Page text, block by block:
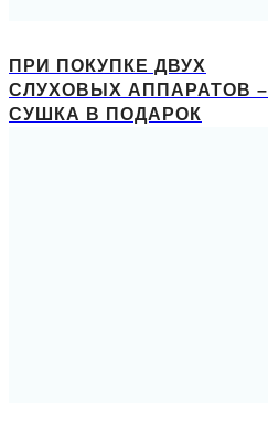
ПРИ ПОКУПКЕ ДВУХ
СЛУХОВЫХ АППАРАТОВ –
СУШКА В ПОДАРОК